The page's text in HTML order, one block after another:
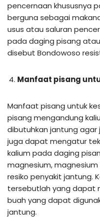
pencernaan khususnya
berguna sebagai
usus atau saluran
pada daging pisang
disebut Bondowoso
Manfaat pisang
Manfaat pisang untuk
pisang mengandung
dibutuhkan jantung
juga dapat mengatur
kalium pada daging
magnesium,
resiko penyakit jantung.
tersebutlah yang dapat
buah yang dapat
jantung.